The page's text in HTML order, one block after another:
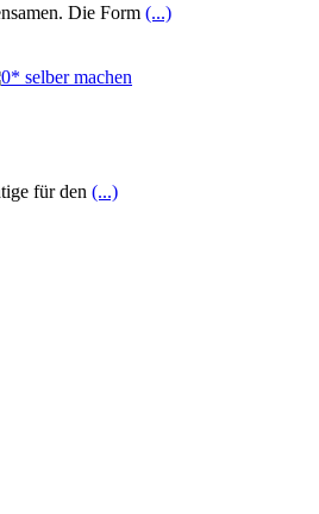
Die Form (...)
für den (...)